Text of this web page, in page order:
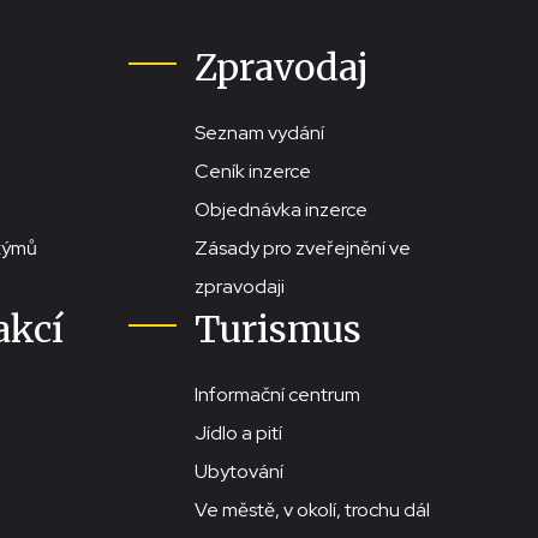
Zpravodaj
Seznam vydání
Ceník inzerce
Objednávka inzerce
Zásady pro zveřejnění ve
zpravodaji
Turismus
Informační centrum
Jídlo a pití
Ubytování
Ve městě, v okolí, trochu dál